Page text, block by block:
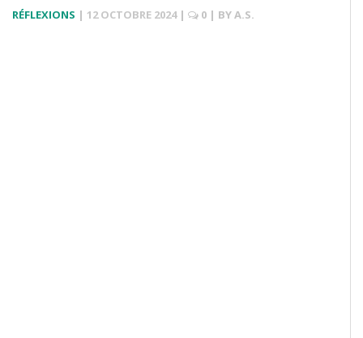
RÉFLEXIONS | 12 OCTOBRE 2024 | 0 | BYA.S.